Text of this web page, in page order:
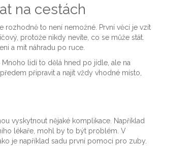
na cestách
rozhodně to není nemožné. První věcí je vzít
protože nikdy nevíte, co se může stát.
a mít náhradu po ruce.
lidí to dělá hned po jídle, ale na
připravit a najít vždy vhodné místo,
vyskytnout nějaké komplikace. Například
lékaře, mohl by to být problém. V
je například sadu první pomoci pro zuby.